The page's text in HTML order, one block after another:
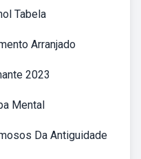
Tabela
Arranjado
2023
Mental
Da Antiguidade